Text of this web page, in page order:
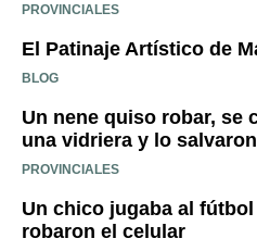
PROVINCIALES
El Patinaje Artístico de
BLOG
Un nene quiso robar, se
una vidriera y lo
PROVINCIALES
Un chico jugaba al
robaron el celular